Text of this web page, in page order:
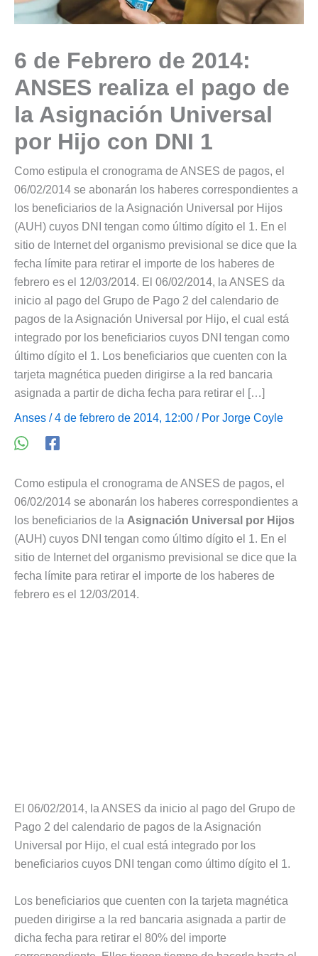
6 de Febrero de 2014:
ANSES realiza el pago de
la Asignación Universal
por Hijo con DNI 1
Como estipula el cronograma de ANSES de pagos, el
06/02/2014 se abonarán los haberes correspondientes a
los beneficiarios de la Asignación Universal por Hijos
(AUH) cuyos DNI tengan como último dígito el 1. En el
sitio de Internet del organismo previsional se dice que la
fecha límite para retirar el importe de los haberes de
febrero es el 12/03/2014. El 06/02/2014, la ANSES da
inicio al pago del Grupo de Pago 2 del calendario de
pagos de la Asignación Universal por Hijo, el cual está
integrado por los beneficiarios cuyos DNI tengan como
último dígito el 1. Los beneficiarios que cuenten con la
tarjeta magnética pueden dirigirse a la red bancaria
asignada a partir de dicha fecha para retirar el […]
Anses / 4 de febrero de 2014, 12:00 / Por Jorge Coyle
Como estipula el cronograma de ANSES de pagos, el
06/02/2014 se abonarán los haberes correspondientes a
los beneficiarios de la Asignación Universal por Hijos
(AUH) cuyos DNI tengan como último dígito el 1. En el
sitio de Internet del organismo previsional se dice que la
fecha límite para retirar el importe de los haberes de
febrero es el 12/03/2014.
El 06/02/2014, la ANSES da inicio al pago del Grupo de
Pago 2 del calendario de pagos de la Asignación
Universal por Hijo, el cual está integrado por los
beneficiarios cuyos DNI tengan como último dígito el 1.
Los beneficiarios que cuenten con la tarjeta magnética
pueden dirigirse a la red bancaria asignada a partir de
dicha fecha para retirar el 80% del importe